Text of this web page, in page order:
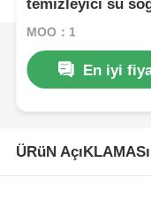
temizleyici su
MOQ：1
En iyi
ÜRüN AçıKLAMASı